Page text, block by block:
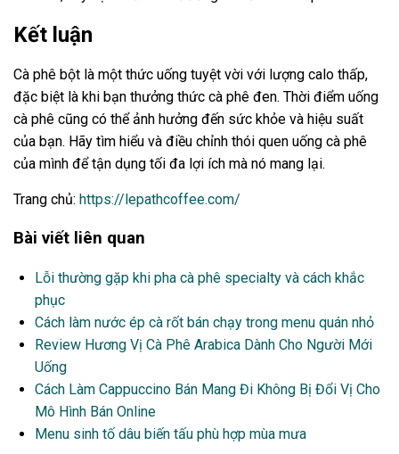
Kết luận
Cà phê bột là một thức uống tuyệt vời với lượng calo thấp,
đặc biệt là khi bạn thưởng thức cà phê đen. Thời điểm uống
cà phê cũng có thể ảnh hưởng đến sức khỏe và hiệu suất
của bạn. Hãy tìm hiểu và điều chỉnh thói quen uống cà phê
của mình để tận dụng tối đa lợi ích mà nó mang lại.
Trang chủ: https://lepathcoffee.com/
Bài viết liên quan
Lỗi thường gặp khi pha cà phê specialty và cách khắc
phục
Cách làm nước ép cà rốt bán chạy trong menu quán nhỏ
Review Hương Vị Cà Phê Arabica Dành Cho Người Mới
Uống
Cách Làm Cappuccino Bán Mang Đi Không Bị Đổi Vị Cho
Mô Hình Bán Online
Menu sinh tố dâu biến tấu phù hợp mùa mưa